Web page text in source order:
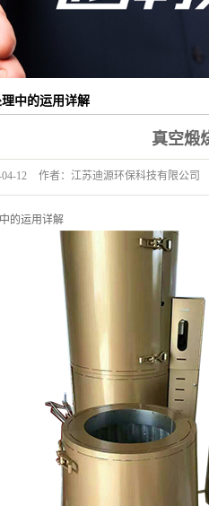
辐射管
网带炉 烘道 烘箱
三甘醇清洗炉
真空清洗炉
铸造类加热器
管道电加热器
环保废气处理
碟片干燥箱
四位超声波
尾气处理器
预热站
中的运用详解
真空煅
12 作者： 江苏迪源环保科技有限公司
的运用详解